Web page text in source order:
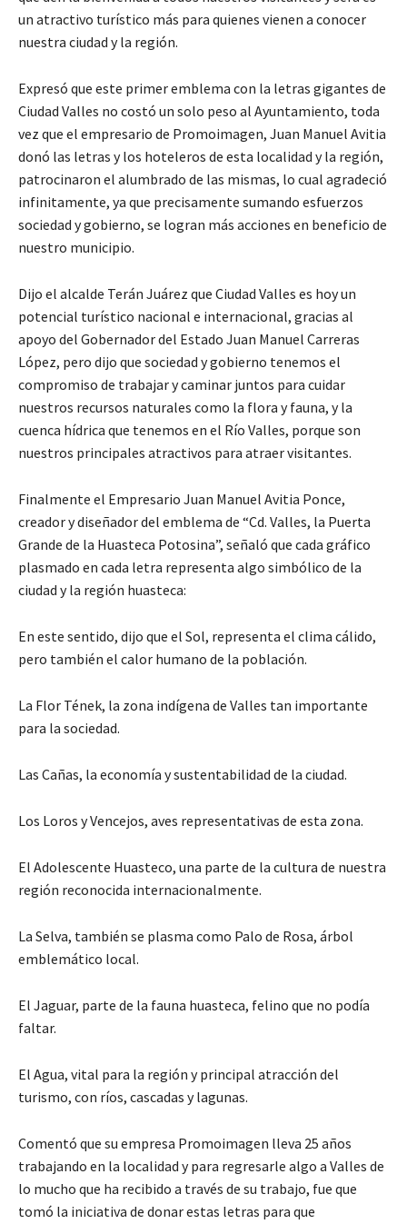
un atractivo turístico más para quienes vienen a conocer
nuestra ciudad y la región.
Expresó que este primer emblema con la letras gigantes de
Ciudad Valles no costó un solo peso al Ayuntamiento, toda
vez que el empresario de Promoimagen, Juan Manuel Avitia
donó las letras y los hoteleros de esta localidad y la región,
patrocinaron el alumbrado de las mismas, lo cual agradeció
infinitamente, ya que precisamente sumando esfuerzos
sociedad y gobierno, se logran más acciones en beneficio de
nuestro municipio.
Dijo el alcalde Terán Juárez que Ciudad Valles es hoy un
potencial turístico nacional e internacional, gracias al
apoyo del Gobernador del Estado Juan Manuel Carreras
López, pero dijo que sociedad y gobierno tenemos el
compromiso de trabajar y caminar juntos para cuidar
nuestros recursos naturales como la flora y fauna, y la
cuenca hídrica que tenemos en el Río Valles, porque son
nuestros principales atractivos para atraer visitantes.
Finalmente el Empresario Juan Manuel Avitia Ponce,
creador y diseñador del emblema de “Cd. Valles, la Puerta
Grande de la Huasteca Potosina”, señaló que cada gráfico
plasmado en cada letra representa algo simbólico de la
ciudad y la región huasteca:
En este sentido, dijo que el Sol, representa el clima cálido,
pero también el calor humano de la población.
La Flor Tének, la zona indígena de Valles tan importante
para la sociedad.
Las Cañas, la economía y sustentabilidad de la ciudad.
Los Loros y Vencejos, aves representativas de esta zona.
El Adolescente Huasteco, una parte de la cultura de nuestra
región reconocida internacionalmente.
La Selva, también se plasma como Palo de Rosa, árbol
emblemático local.
El Jaguar, parte de la fauna huasteca, felino que no podía
faltar.
El Agua, vital para la región y principal atracción del
turismo, con ríos, cascadas y lagunas.
Comentó que su empresa Promoimagen lleva 25 años
trabajando en la localidad y para regresarle algo a Valles de
lo mucho que ha recibido a través de su trabajo, fue que
tomó la iniciativa de donar estas letras para que